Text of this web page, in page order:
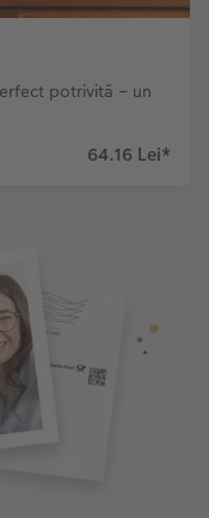
potrivită – un
64.16 Lei*